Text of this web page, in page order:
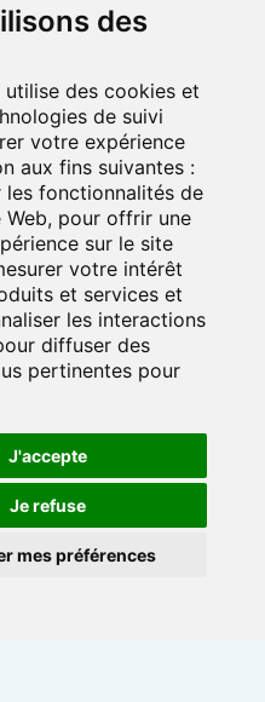
des
utilise des cookies et
de suivi
votre expérience
aux fins suivantes :
les fonctionnalités de
Web, pour offrir une
sur le site
votre intérêt
et services et
les interactions
diffuser des
pertinentes pour
J'accepte
Je refuse
mes préférences